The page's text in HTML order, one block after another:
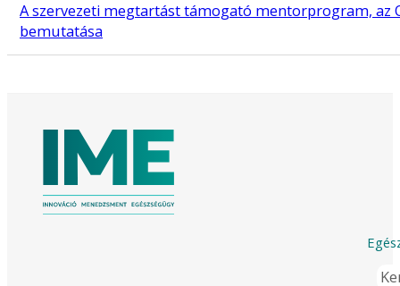
A szervezeti megtartást támogató mentorprogram,
bemutatása